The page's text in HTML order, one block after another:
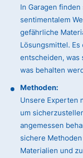
In Garagen
sentimentalem
gefährliche
Lösungsmittel.
entscheiden, was
was behalten
Methoden:
Unsere Experten
um
angemessen
sichere
Materialien und